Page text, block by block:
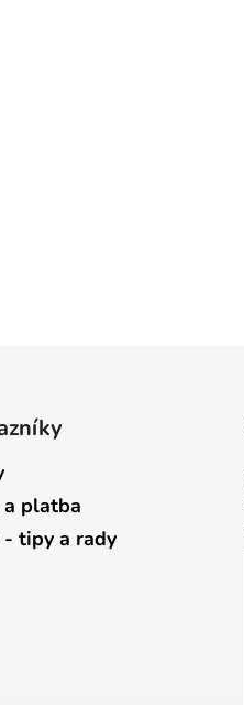
a platba
- tipy a rady